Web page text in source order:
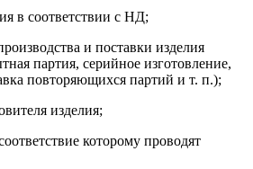
в соответствии с НД;
и поставки изделия
партия, серийное изготовление,
повторяющихся партий и т. п.);
изделия;
которому проводят